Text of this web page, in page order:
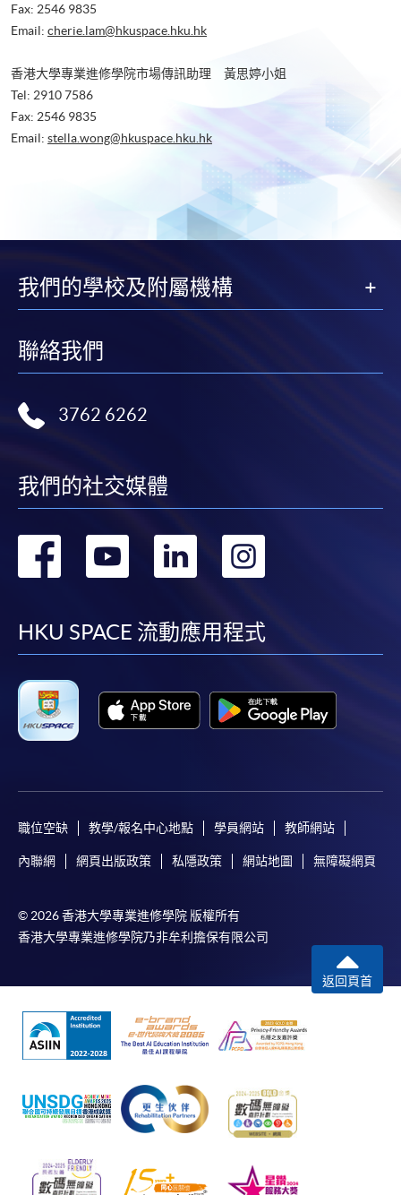
Fax: 2546 9835
Email: cherie.lam@hkuspace.hku.hk
香港大學專業進修學院市場傳訊助理 黃思婷小姐
Tel: 2910 7586
Fax: 2546 9835
Email: stella.wong@hkuspace.hku.hk
我們的學校及附屬機構
聯絡我們
3762 6262
我們的社交媒體
轉
facebook
轉
youtube
轉
linkedin
轉
HKU SPACE 流動應用程式
職位空缺 教學/報名中心地點 學員網站 教師網站
內聯網 網頁出版政策 私隱政策 網站地圖 無障礙網頁
© 2026 香港大學專業進修學院 版權所有
香港大學專業進修學院乃非牟利擔保有限公司
返回頁首